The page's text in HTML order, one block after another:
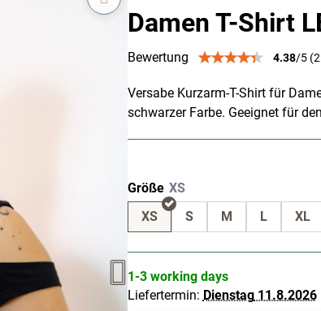
Damen T-Shirt
Bewertung 4.38/5(
Versabe Kurzarm-T-Shirt für
schwarzer Farbe. Geeignet für
Größe
XS
S M L XL
1-3 working days
Liefertermin: Dienstag11.8.2026